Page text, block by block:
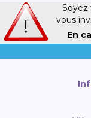
Soyez
vous
En